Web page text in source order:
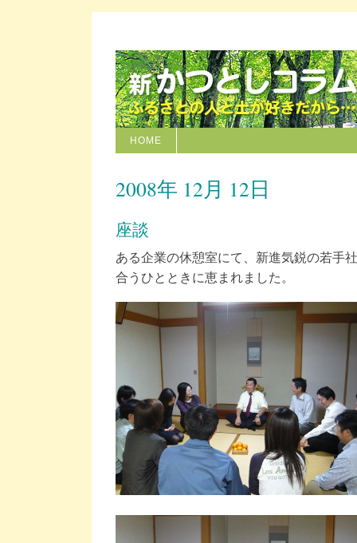
HOME
2008年 12月 12日
座談
ある企業の休憩室にて、新進気鋭の若手
合うひとときに恵まれました。